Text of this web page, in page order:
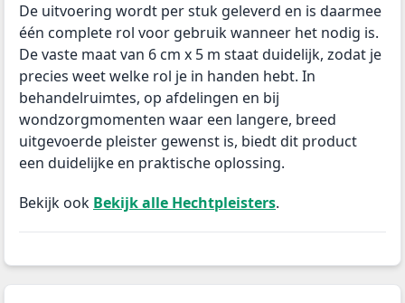
De uitvoering wordt per stuk geleverd en is daarmee
één complete rol voor gebruik wanneer het nodig is.
De vaste maat van 6 cm x 5 m staat duidelijk, zodat je
precies weet welke rol je in handen hebt. In
behandelruimtes, op afdelingen en bij
wondzorgmomenten waar een langere, breed
uitgevoerde pleister gewenst is, biedt dit product
een duidelijke en praktische oplossing.
Bekijk ook Bekijk alle Hechtpleisters.